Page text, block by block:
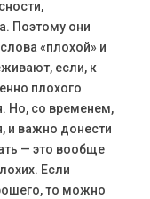
Поэтому они
«плохой» и
если, к
плохого
Но, со временем,
и важно донести
— это вообще
Если
то можно